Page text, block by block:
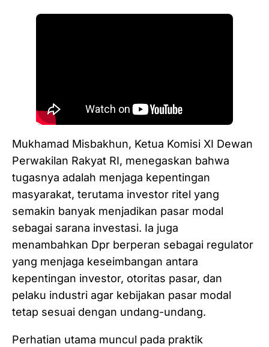
Mukhamad Misbakhun, Ketua Komisi XI Dewan
Perwakilan Rakyat RI, menegaskan bahwa
tugasnya adalah menjaga kepentingan
masyarakat, terutama investor ritel yang
semakin banyak menjadikan pasar modal
sebagai sarana investasi. Ia juga
menambahkan Dpr berperan sebagai regulator
yang menjaga keseimbangan antara
kepentingan investor, otoritas pasar, dan
pelaku industri agar kebijakan pasar modal
tetap sesuai dengan undang-undang.
Perhatian utama muncul pada praktik